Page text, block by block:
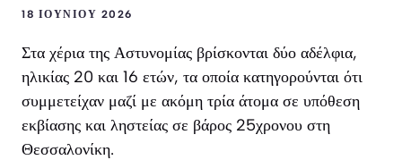
18 ΙΟΥΝΊΟΥ 2026
Στα χέρια της Αστυνομίας βρίσκονται δύο αδέλφια,
ηλικίας 20 και 16 ετών, τα οποία κατηγορούνται ότι
συμμετείχαν μαζί με ακόμη τρία άτομα σε υπόθεση
εκβίασης και ληστείας σε βάρος 25χρονου στη
Θεσσαλονίκη.